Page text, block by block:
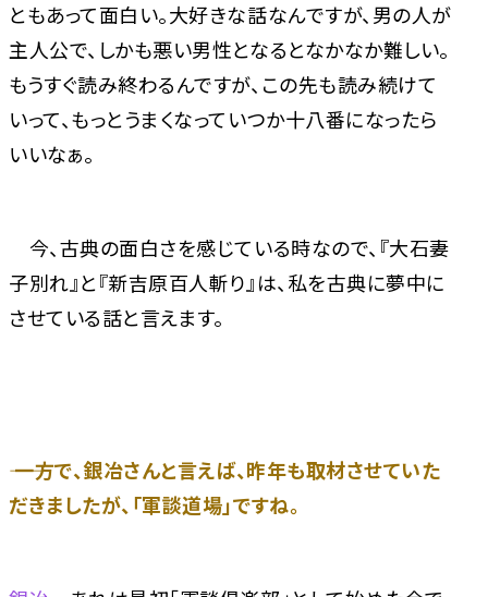
ともあって面白い。大好きな話なんですが、男の人が
主人公で、しかも悪い男性となるとなかなか難しい。
もうすぐ読み終わるんですが、この先も読み続けて
いって、もっとうまくなっていつか十八番になったら
いいなぁ。
今、古典の面白さを感じている時なので、『大石妻
子別れ』と『新吉原百人斬り』は、私を古典に夢中に
させている話と言えます。
―― 一方で、銀冶さんと言えば、昨年も取材させていた
だきましたが、「軍談道場」ですね。